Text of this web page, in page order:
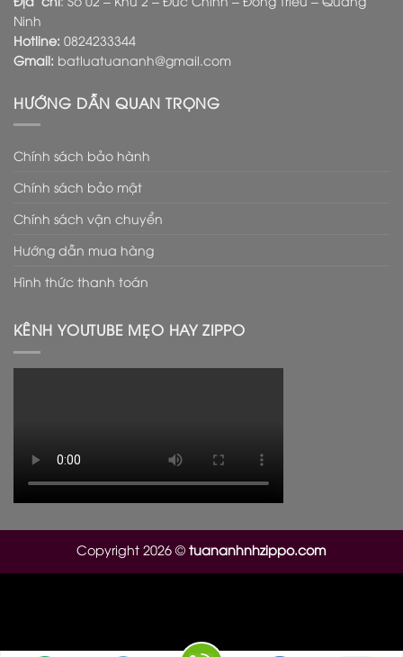
Ninh
Hotline: 0824233344
Gmail: batluatuananh@gmail.com
HƯỚNG DẪN QUAN TRỌNG
Chính sách bảo hành
Chính sách bảo mật
Chính sách vận chuyển
Hướng dẫn mua hàng
Hình thức thanh toán
KÊNH YOUTUBE MẸO HAY ZIPPO
Copyright 2026 © tuananhnhzippo.com
comune nelle pelli di serpente per via delle squame,